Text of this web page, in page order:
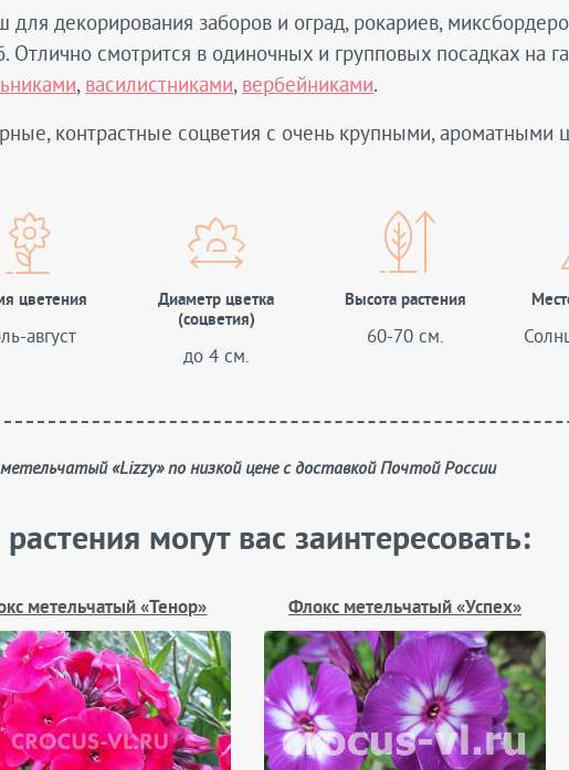
для декорирования заборов и оград, рокариев,
Отлично смотрится в одиночных и групповых посадках на
, василистниками, вербейниками.
контрастные соцветия с очень крупными, ароматными
цветения
август
Диаметр цветка
(соцветия)
до 4 см.
Высота растения
60-70 см.
метельчатый «Lizzy» по низкой цене с доставкой Почтой России
могут вас заинтересовать:
метельчатый «Тенор» Флокс метельчатый «Успех»